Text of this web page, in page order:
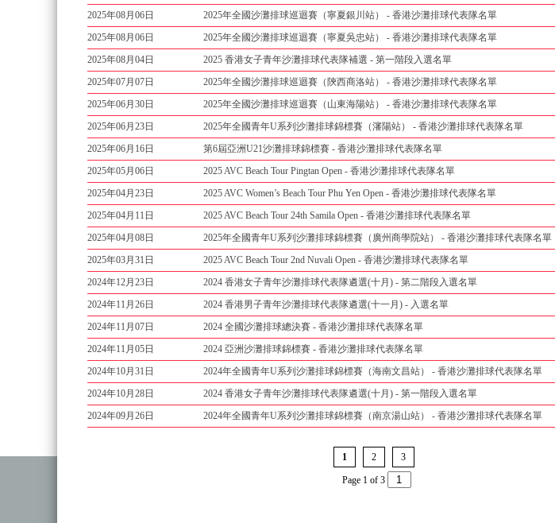
2025年08月06日
2025年全國沙灘排球巡迴賽（寧夏銀川站） - 香港沙灘排球代表隊名單
2025年08月06日
2025年全國沙灘排球巡迴賽（寧夏吳忠站） - 香港沙灘排球代表隊名單
2025年08月04日
2025 香港女子青年沙灘排球代表隊補選 - 第一階段入選名單
2025年07月07日
2025年全國沙灘排球巡迴賽（陝西商洛站） - 香港沙灘排球代表隊名單
2025年06月30日
2025年全國沙灘排球巡迴賽（山東海陽站） - 香港沙灘排球代表隊名單
2025年06月23日
2025年全國青年U系列沙灘排球錦標賽（瀋陽站） - 香港沙灘排球代表隊名單
2025年06月16日
第6屆亞洲U21沙灘排球錦標賽 - 香港沙灘排球代表隊名單
2025年05月06日
2025 AVC Beach Tour Pingtan Open - 香港沙灘排球代表隊名單
2025年04月23日
2025 AVC Women’s Beach Tour Phu Yen Open - 香港沙灘排球代表隊名單
2025年04月11日
2025 AVC Beach Tour 24th Samila Open - 香港沙灘排球代表隊名單
2025年04月08日
2025年全國青年U系列沙灘排球錦標賽（廣州商學院站） - 香港沙灘排球代表隊名單
2025年03月31日
2025 AVC Beach Tour 2nd Nuvali Open - 香港沙灘排球代表隊名單
2024年12月23日
2024 香港女子青年沙灘排球代表隊遴選(十月) - 第二階段入選名單
2024年11月26日
2024 香港男子青年沙灘排球代表隊遴選(十一月) - 入選名單
2024年11月07日
2024 全國沙灘排球總決賽 - 香港沙灘排球代表隊名單
2024年11月05日
2024 亞洲沙灘排球錦標賽 - 香港沙灘排球代表隊名單
2024年10月31日
2024年全國青年U系列沙灘排球錦標賽（海南文昌站） - 香港沙灘排球代表隊名單
2024年10月28日
2024 香港女子青年沙灘排球代表隊遴選(十月) - 第一階段入選名單
2024年09月26日
2024年全國青年U系列沙灘排球錦標賽（南京湯山站） - 香港沙灘排球代表隊名單
1 2 3
Page 1 of 3